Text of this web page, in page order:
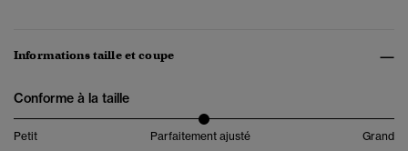
Informations taille et coupe
Conforme à la taille
Petit Parfaitement ajusté Grand